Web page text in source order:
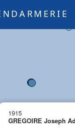
1915
GREGOIRE Joseph